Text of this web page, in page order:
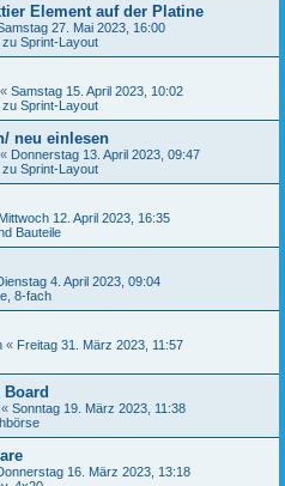
Element auf der Platine
27. Mai 2023, 16:00
Sprint-Layout
« Samstag 15. April 2023, 10:02
Sprint-Layout
neu einlesen
« Donnerstag 13. April 2023, 09:47
Sprint-Layout
Mittwoch 12. April 2023, 16:35
Bauteile
4. April 2023, 09:04
8-fach
« Freitag 31. März 2023, 11:57
« Sonntag 19. März 2023, 11:38
16. März 2023, 13:18